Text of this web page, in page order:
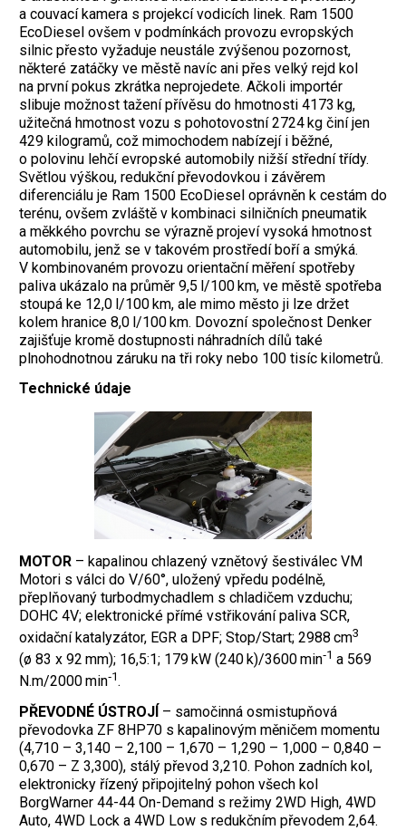
a couvací kamera s projekcí vodicích linek. Ram 1500
EcoDiesel ovšem v podmínkách provozu evropských
silnic přesto vyžaduje neustále zvýšenou pozornost,
některé zatáčky ve městě navíc ani přes velký rejd kol
na první pokus zkrátka neprojedete. Ačkoli importér
slibuje možnost tažení přívěsu do hmotnosti 4173 kg,
užitečná hmotnost vozu s pohotovostní 2724 kg činí jen
429 kilogramů, což mimochodem nabízejí i běžné,
o polovinu lehčí evropské automobily nižší střední třídy.
Světlou výškou, redukční převodovkou i závěrem
diferenciálu je Ram 1500 EcoDiesel oprávněn k cestám do
terénu, ovšem zvláště v kombinaci silničních pneumatik
a měkkého povrchu se výrazně projeví vysoká hmotnost
automobilu, jenž se v takovém prostředí boří a smýká.
V kombinovaném provozu orientační měření spotřeby
paliva ukázalo na průměr 9,5 l/100 km, ve městě spotřeba
stoupá ke 12,0 l/100 km, ale mimo město ji lze držet
kolem hranice 8,0 l/100 km. Dovozní společnost Denker
zajišťuje kromě dostupnosti náhradních dílů také
plnohodnotnou záruku na tři roky nebo 100 tisíc kilometrů.
Technické údaje
MOTOR – kapalinou chlazený vznětový šestiválec VM
Motori s válci do V/60°, uložený vpředu podélně,
přeplňovaný turbodmychadlem s chladičem vzduchu;
DOHC 4V; elektronické přímé vstřikování paliva SCR,
oxidační katalyzátor, EGR a DPF; Stop/Start; 2988 cm3
(ø 83 x 92 mm); 16,5:1; 179 kW (240 k)/3600 min‑1 a 569
N.m/2000 min‑1.
PŘEVODNÉ ÚSTROJÍ – samočinná osmistupňová
převodovka ZF 8HP70 s kapalinovým měničem momentu
(4,710 – 3,140 – 2,100 – 1,670 – 1,290 – 1,000 – 0,840 –
0,670 – Z 3,300), stálý převod 3,210. Pohon zadních kol,
elektronicky řízený připojitelný pohon všech kol
BorgWarner 44-44 On-Demand s režimy 2WD High, 4WD
Auto, 4WD Lock a 4WD Low s redukčním převodem 2,64.